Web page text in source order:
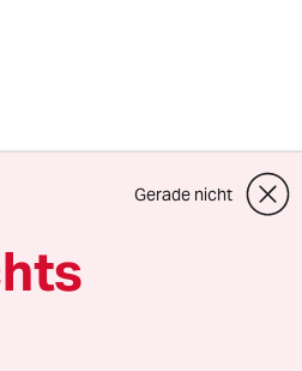
Gerade nicht